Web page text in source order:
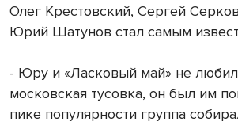
Олег Крестовский, Сергей
Юрий Шатунов стал самым
- Юру и «Ласковый май» не
московская тусовка, он был им
пике популярности группа